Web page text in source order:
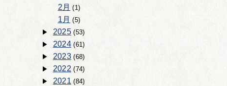
2月 (1)
1月 (5)
2025(53)
2024(61)
2023(68)
2022(74)
2021(84)